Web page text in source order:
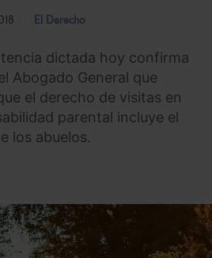
El Derecho
dictada hoy confirma
Abogado General que
el derecho de visitas en
parental incluye el
los abuelos.